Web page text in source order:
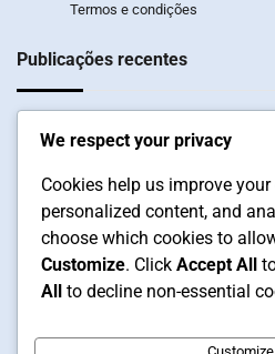
Termos e condições
Publicações recentes
Taxas de drop
Dota 2 Twitch Drops: Histórico
Elegibilidade para Drops,
Dota 2 Steam Wallet Resgates:
transação, Definições da conta
Dota 2 Twitch Drops:
We respect your privacy
Cookies help us improve your
personalized content, and
choose which cookies to
Customize. Click Accept All
All to decline non-essential